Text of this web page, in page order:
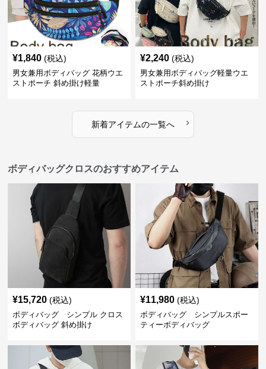
¥1,840 (税込)
男女兼用ボディバッグ 花柄ウエ
ストポーチ 斜め掛け軽量
¥2,240 (税込)
男女兼用ボディバッグ軽量ウエ
ストポーチ斜め掛け
新着アイテムの一覧へ ›
ボディバッグクロスのおすすめアイテム
¥15,720 (税込)
ボディバッグ シンプル クロス
ボディバッグ 斜め掛け
¥11,980 (税込)
ボディバッグ シンプルスポー
ティーボディバッグ